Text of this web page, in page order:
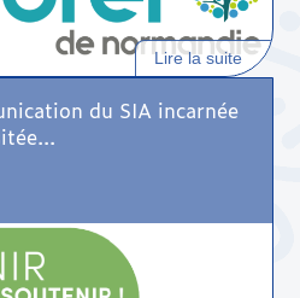
Lire la suite
du SIA incarnée